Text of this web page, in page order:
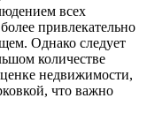
всех
привлекательно
Однако следует
количестве
недвижимости,
что важно